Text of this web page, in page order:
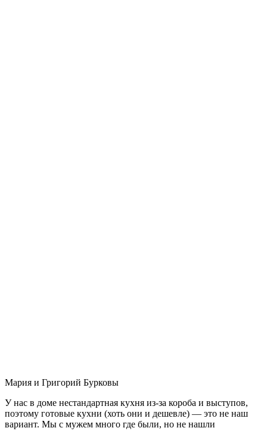
Мария и Григорий Бурковы
У нас в доме нестандартная кухня из-за короба и выступов,
поэтому готовые кухни (хоть они и дешевле) — это не наш
вариант. Мы с мужем много где были, но не нашли